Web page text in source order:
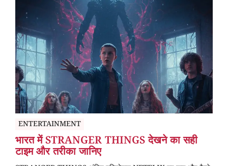
ENTERTAINMENT
भारत में STRANGER THINGS देखने का सही
टाइम और तरीका जानिए